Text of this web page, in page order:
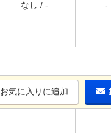
なし / -
-
お気に入りに追加